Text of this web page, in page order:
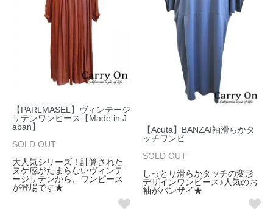
【PARLMASEL】ヴィンテージ
サテンワンピース【Made in J
apan】
SOLD OUT
大人気シリーズ！計算された
ヌケ感がたまらないヴィンテ
ージサテンから、ワンピース
が登場です★
【Acuta】BANZAI袖滑らかタ
ッチワンピ
SOLD OUT
しっとり滑らかタッチの変形
デザインワンピース♪人気のお
袖がバンザイ★